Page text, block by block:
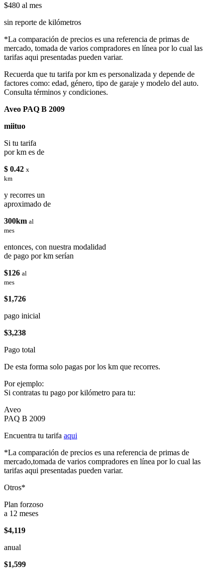
$480 al mes
sin reporte de kilómetros
*La comparación de precios es una referencia de primas de
mercado, tomada de varios compradores en línea por lo cual las
tarifas aqui presentadas pueden variar.
Recuerda que tu tarifa por km es personalizada y depende de
factores como: edad, género, tipo de garaje y modelo del auto.
Consulta términos y condiciones.
Aveo PAQ B 2009
miituo
Si tu tarifa
por km es de
$ 0.42 x
km
y recorres un
aproximado de
300km al
mes
entonces, con nuestra modalidad
de pago por km serían
$126 al
mes
$1,726
pago inicial
$3,238
Pago total
De esta forma solo pagas por los km que recorres.
Por ejemplo:
Si contratas tu pago por kilómetro para tu:
Aveo
PAQ B 2009
Encuentra tu tarifa aqui
*La comparación de precios es una referencia de primas de
mercado,tomada de varios compradores en línea por lo cual las
tarifas aqui presentadas pueden variar.
Otros*
Plan forzoso
a 12 meses
$4,119
anual
$1,599